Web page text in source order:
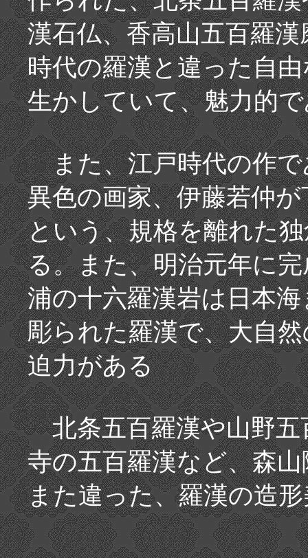
漢石仏、香高山五百羅
時代の羅漢と違った自
生かしていて、魅力的
また、江戸時代の作で
異色の画家、伊藤若仲
という、規格を離れた
る。また、明治元年に
浦の十六羅漢岩は日本
彫られた羅漢で、大自
迫力がある
北条五百羅漢や山野五
寺の五百羅漢など、森
また違った、羅漢の造